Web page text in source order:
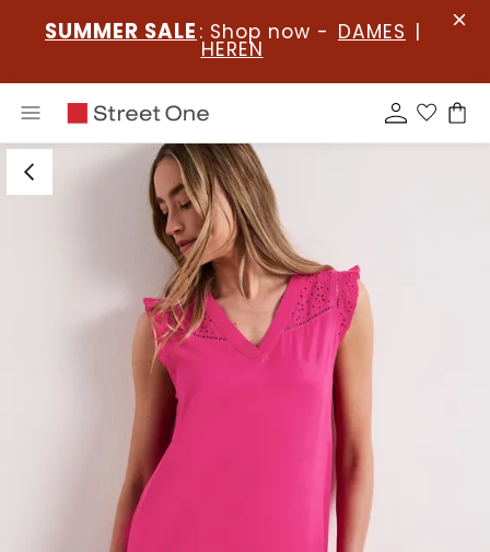
SUMMER SALE : Shop now - DAMES |
HEREN